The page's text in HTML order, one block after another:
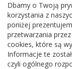
Dbamy o Twoją
korzystania z
poniżej
przetwarzania
cookies, które są
Informacje te
czyli ogólnego